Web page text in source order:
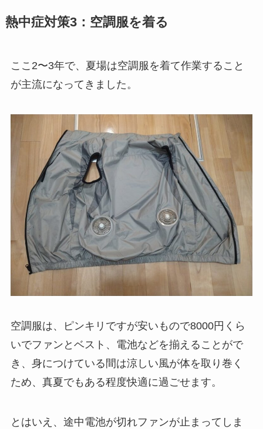
熱中症対策3：空調服を着る
ここ2〜3年で、夏場は空調服を着て作業すること
が主流になってきました。
空調服は、ピンキリですが安いもので8000円くら
いでファンとベスト、電池などを揃えることがで
き、身につけている間は涼しい風が体を取り巻く
ため、真夏でもある程度快適に過ごせます。
とはいえ、途中電池が切れファンが止まってしま